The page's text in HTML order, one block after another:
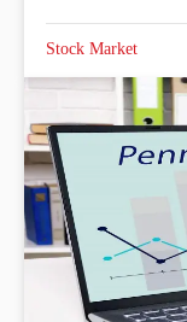
Stock Market